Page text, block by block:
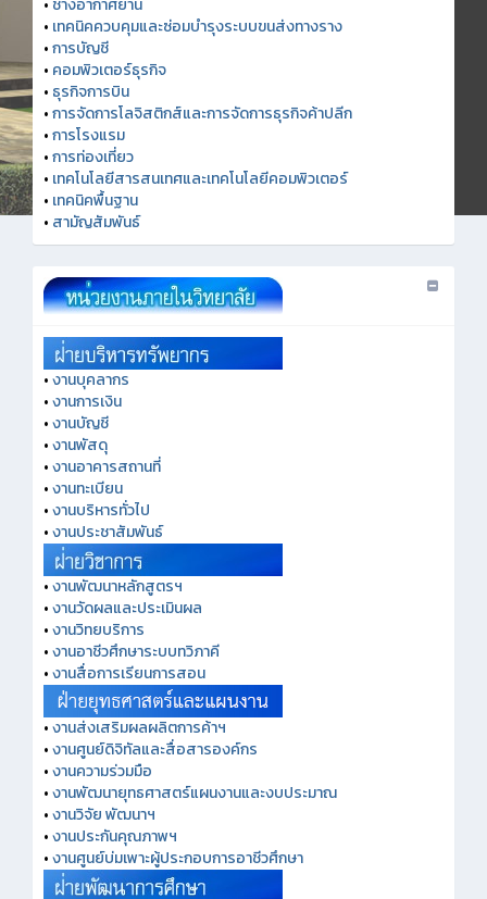
• ช่างอากาศยาน
• เทคนิคควบคุมและซ่อมบำรุงระบบขนส่งทางราง
•การบัญชี
• คอมพิวเตอร์ธุรกิจ
• ธุรกิจการบิน
•การจัดการโลจิสติกส์และการจัดการธุรกิจค้าปลีก
•การโรงแรม
•การท่องเที่ยว
• เทคโนโลยีสารสนเทศและเทคโนโลยีคอมพิวเตอร์
• เทคนิคพื้นฐาน
• สามัญสัมพันธ์
•งานบุคลากร
•งานการเงิน
•งานบัญชี
•งานพัสดุ
•งานอาคารสถานที่
•งานทะเบียน
•งานบริหารทั่วไป
•งานประชาสัมพันธ์
•งานพัฒนาหลักสูตรฯ
•งานวัดผลและประเมินผล
•งานวิทยบริการ
•งานอาชีวศึกษาระบบทวิภาคี
•งานสื่อการเรียนการสอน
•งานส่งเสริมผลผลิตการค้าฯ
•งานศูนย์ดิจิทัลและสื่อสารองค์กร
•งานความร่วมมือ
•งานพัฒนายุทธศาสตร์แผนงานและงบประมาณ
•งานวิจัย พัฒนาฯ
•งานประกันคุณภาพฯ
•งานศูนย์บ่มเพาะผู้ประกอบการอาชีวศึกษา